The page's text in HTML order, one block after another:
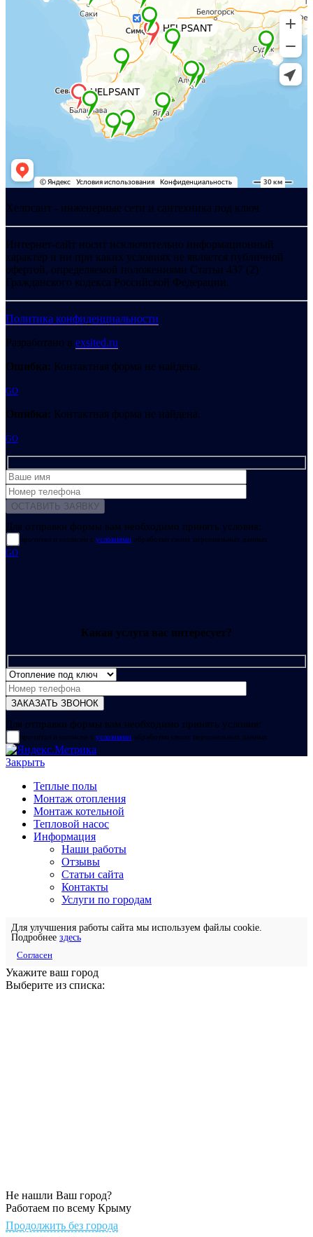
Хелпсант - инженерные сети и сантехника под ключ
Интернет-сайт носит исключительно информационный
характер и ни при каких условиях не является публичной
офертой, определяемой положениями Статьи 437 (2)
Гражданского кодекса Российской Федерации.
Политика конфиденциальности
Разработано в exsited.ru
Ошибка: Контактная форма не найдена.
GO
Ошибка: Контактная форма не найдена.
GO
Для отправки формы вам необходимо принять условия:
прочитал и согласен с условиями обработки своих персональных данных
GO
Какая услуга вас интересует?
Для отправки формы вам необходимо принять условия:
прочитал и согласен с условиями обработки своих персональных данных
Закрыть
Теплые полы
Монтаж отопления
Монтаж котельной
Тепловой насос
Информация
Наши работы
Отзывы
Статьи сайта
Контакты
Услуги по городам
Для улучшения работы сайта мы используем файлы cookie.
Подробнее здесь
Согласен
Укажите ваш город
Выберите из списка:
Не нашли Ваш город?
Работаем по всему Крыму
Продолжить без города